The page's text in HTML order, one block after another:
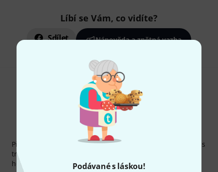
Podávané s láskou!
Líbí se Vám, co vidíte?
Sdílet Nápověda a zpětná vazba
Thomann newsletter
Přihlaste se k odběru Thomann newsletteru v angličtině a s
trochou štěstí vyhrajte jeden z
hodnotě